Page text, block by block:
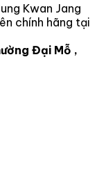
Kwan Jang
chính hãng tại
Đại Mỗ ,